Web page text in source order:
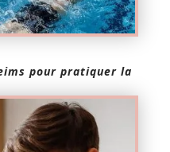
pour pratiquer la